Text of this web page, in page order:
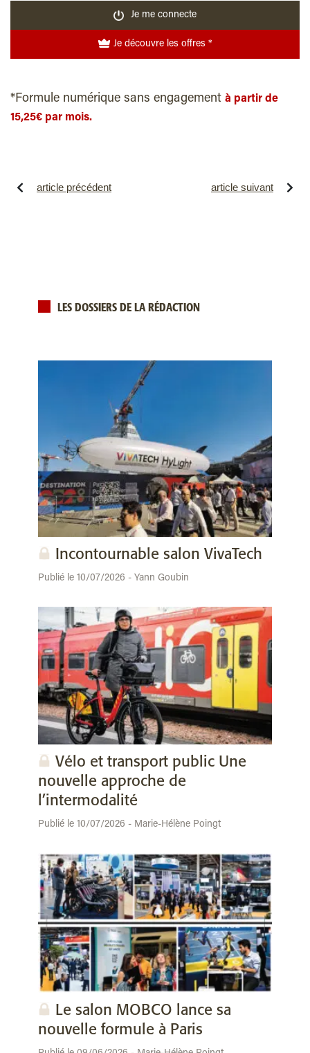
Je me connecte
Je découvre les offres *
*Formule numérique sans engagement à partir de
15,25€ par mois.
article précédent article suivant
LES DOSSIERS DE LA RÉDACTION
Incontournable salon VivaTech
Publié le 10/07/2026 - Yann Goubin
Vélo et transport public Une
nouvelle approche de
l’intermodalité
Publié le 10/07/2026 - Marie-Hélène Poingt
Le salon MOBCO lance sa
nouvelle formule à Paris